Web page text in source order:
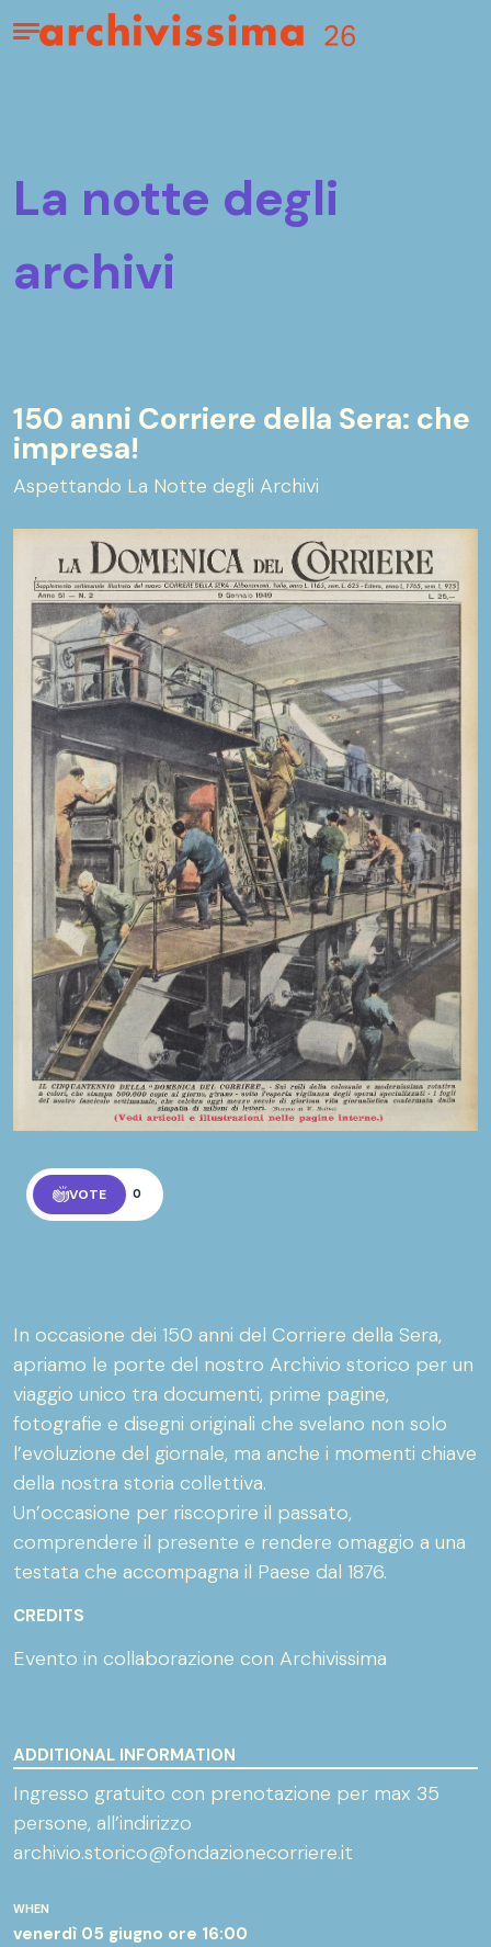
Home page
Apri il menu
la notte degli
archivi
150 anni Corriere della Sera: che
impresa!
Aspettando La Notte degli Archivi
WHEN
venerdì 05 giugno ore 16:00
VOTE 0
In occasione dei 150 anni del Corriere della Sera,
apriamo le porte del nostro Archivio storico per un
viaggio unico tra documenti, prime pagine,
fotografie e disegni originali che svelano non solo
l’evoluzione del giornale, ma anche i momenti chiave
della nostra storia collettiva.
Un’occasione per riscoprire il passato,
comprendere il presente e rendere omaggio a una
testata che accompagna il Paese dal 1876.
CREDITS
Evento in collaborazione con Archivissima
ADDITIONAL INFORMATION
Ingresso gratuito con prenotazione per max 35
persone, all’indirizzo
archivio.storico@fondazionecorriere.it